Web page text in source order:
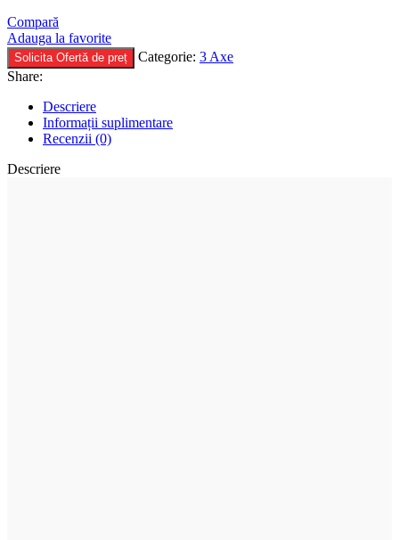
Compară
Adauga la favorite
Solicita Ofertă de preț Categorie: 3 Axe
Share:
Descriere
Informații suplimentare
Recenzii (0)
Descriere